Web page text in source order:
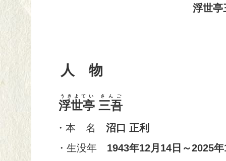
浮世亭
人 物
浮世亭
うきよてい
三吾
さんご
・本 名 沼口 正利
・生没年 1943年12月14日～2025